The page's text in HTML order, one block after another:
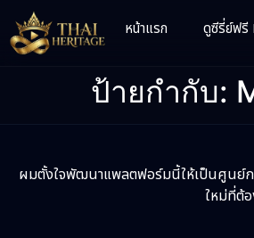
หน้าแรก ดูซีรี่ย์ฟรี
ป้ายกำกับ:
ผมตั้งใจพัฒนาแพลตฟอร์มนี้ให้เป็นศูนย์
ใหม่ที่ต้